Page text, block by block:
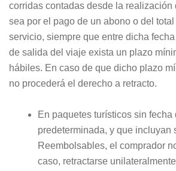
corridas contadas desde la realización
sea por el pago de un abono o del total
servicio, siempre que entre dicha
de salida del viaje exista un plazo
hábiles. En caso de que dicho plazo
no procederá el derecho a retracto.
En paquetes turísticos sin fecha
predeterminada, y que incluyan
Reembolsables, el comprador
caso, retractarse